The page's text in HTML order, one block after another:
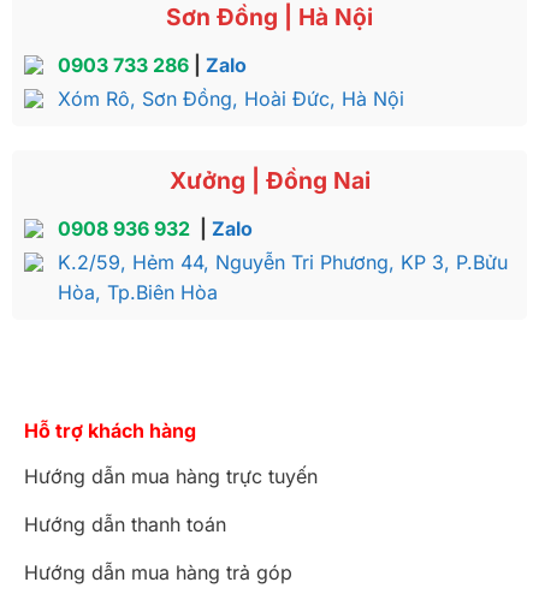
Sơn Đồng | Hà Nội
0903 733 286| Zalo
Xóm Rô, Sơn Đồng, Hoài Đức, Hà Nội
Xưởng | Đồng Nai
0908 936 932
Zalo
K.2/59, Hẻm 44, Nguyễn Tri Phương, KP 3, P.Bửu
Hòa, Tp.Biên Hòa
Hỗ trợ khách hàng
Hướng dẫn mua hàng trực tuyến
Hướng dẫn thanh toán
Hướng dẫn mua hàng trả góp